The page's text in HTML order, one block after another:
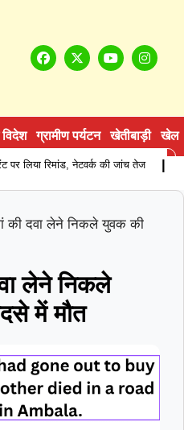
ग्रामीण पर्यटन खेतीबाड़ी खेल
लिया रिमांड, नेटवर्क की जांच तेज
की दवा लेने निकले युवक की
लेने निकले
में मौत